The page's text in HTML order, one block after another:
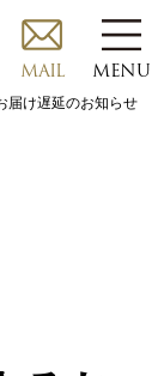
MAIL MENU
届け遅延のお知らせ